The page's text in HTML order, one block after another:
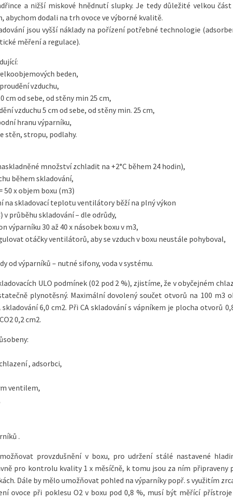
a nižší miskové hnědnutí slupky. Je tedy důležité velkou
abychom dodali na trh ovoce ve výborné kvalitě.
jsou vyšší náklady na pořízení potřebné technologie
měření a regulace).
beden,
vzduchu,
cm od sebe, od stěny min 25 cm,
vzduchu 5 cm od sebe, od stěny min. 25 cm,
hranu výparníku,
stěn, stropu, podlahy.
množství zchladit na +2°C během 24 hodin),
během skladování,
50 x objem boxu (m3)
na skladovací teplotu ventilátory běží na plný výkon
v průběhu skladování – dle odrůdy,
výparníku 30 až 40 x násobek boxu v m3,
otáčky ventilátorů, aby se vzduch v boxu neustále pohyboval,
od výparníků – nutné sifony, voda v systému.
ULO podmínek (02 pod 2 %), zjistíme, že v obyčejném
plynotěsný. Maximální dovolený součet otvorů na 100 m3
skladování 6,0 cm2. Při CA skladování s vápníkem je plocha otvorů
0,2 cm2.
, adsorbci,
ventilem,
.
provzdušnění v boxu, pro udržení stálé nastavené
pro kontrolu kvality 1 x měsíčně, k tomu jsou za ním připraveny
Dále by mělo umožňovat pohled na výparníky popř. s využitím
ovoce při poklesu O2 v boxu pod 0,8 %, musí být měřící